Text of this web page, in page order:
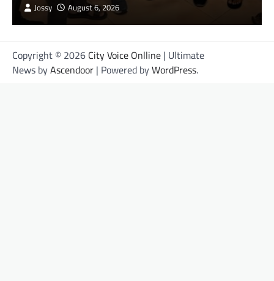
Jossy August 6, 2026
Copyright © 2026 City Voice Onlline | Ultimate
News byAscendoor | Powered byWordPress.